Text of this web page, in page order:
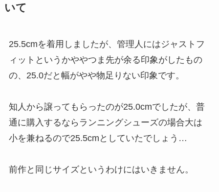
いて
25.5cmを着用しましたが、管理人にはジャストフ
ィットというかややつま先が余る印象がしたもの
の、25.0だと幅がやや物足りない印象です。
知人から譲ってもらったのが25.0cmでしたが、普
通に購入するならランニングシューズの場合大は
小を兼ねるので25.5cmとしていたでしょう…
前作と同じサイズというわけにはいきません。